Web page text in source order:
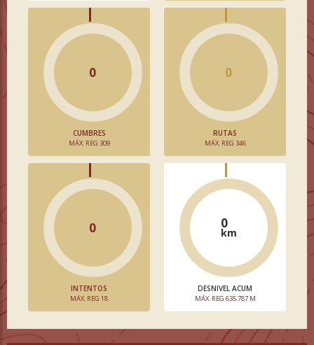
0
CUMBRES
MÁX. REG 309
0
RUTAS
MÁX. REG 346
0
INTENTOS
MÁX. REG 18
0
km
DESNIVEL ACUM
MÁX. REG 635.787 M